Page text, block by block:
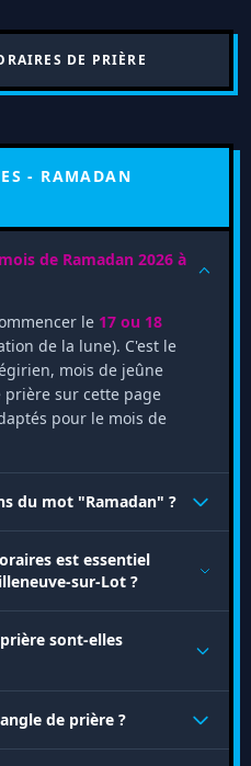
DE PRIÈRE
- RAMADAN
de Ramadan 2026 à
le 17 ou 18
de la lune). C'est le
mois de jeûne
sur cette page
pour le mois de
du mot "Ramadan" ?
est essentiel
sur-Lot ?
sont-elles
de prière ?